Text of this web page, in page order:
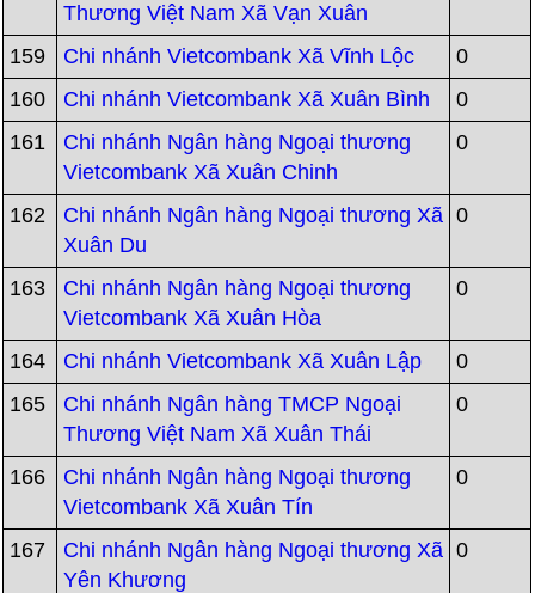
Thương Việt Nam Xã Vạn Xuân
159 Chi nhánh Vietcombank Xã Vĩnh Lộc
0
160
Chi nhánh Vietcombank Xã Xuân Bình
0
161
Chi nhánh Ngân hàng Ngoại thương
Vietcombank Xã Xuân Chinh
0
162
Chi nhánh Ngân hàng Ngoại thương Xã
Xuân Du
0
163
Chi nhánh Ngân hàng Ngoại thương
Vietcombank Xã Xuân Hòa
0
164 Chi nhánh Vietcombank Xã Xuân Lập
0
165
Chi nhánh Ngân hàng TMCP Ngoại
Thương Việt Nam Xã Xuân Thái
0
166
Chi nhánh Ngân hàng Ngoại thương
Vietcombank Xã Xuân Tín
0
167
Chi nhánh Ngân hàng Ngoại thương Xã
Yên Khương
0